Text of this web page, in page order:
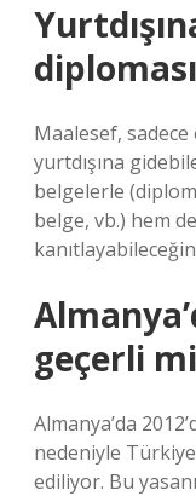
Maalesef,
yurtdışına
belgelerle
belge, vb.) hem
geçerli
Almanya’da
nedeniyle
ediliyor. Bu